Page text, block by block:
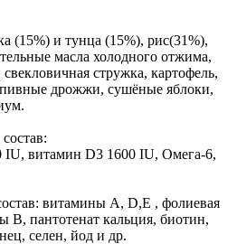
(15%) и тунца (15%), рис(31%),
масла холодного отжима,
стружка, картофель,
пивные дрожжи, сушёные яблоки,
витамин D3 1600 IU, Омега-6,
витамины А, D,Е , фолиевая
В, пантотенат кальция, биотин,
селен, йод и др.